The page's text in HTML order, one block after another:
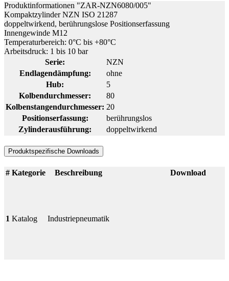
Produktinformationen "ZAR-NZN6080/005"
Kompaktzylinder NZN ISO 21287
doppeltwirkend, berührungslose Positionserfassung
Innengewinde M12
Temperaturbereich: 0°C bis +80°C
Arbeitsdruck: 1 bis 10 bar
Serie:
NZN
Endlagendämpfung:
ohne
Hub:
5
Kolbendurchmesser:
80
Kolbenstangendurchmesser: 20
Positionserfassung:
berührungslos
Zylinderausführung:
doppeltwirkend
Produktspezifische Downloads
# Kategorie Beschreibung Download
1 Katalog Industriepneumatik